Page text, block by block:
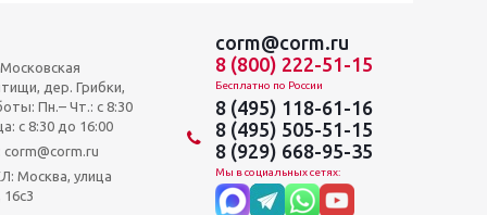
дер. Грибки,
Пн.– Чт.: с 8:30
c 8:30 до 16:00
corm@corm.ru
Москва, улица
corm@corm.ru
8 (800) 222-51-15
Бесплатно по России
8 (495) 118-61-16
8 (495) 505-51-15
8 (929) 668-95-35
Мы в социальных сетях: